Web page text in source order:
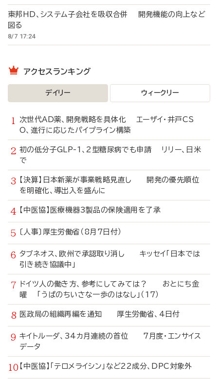
東邦HD、システム子会社を吸収合併 開発機能の向上など
図る
8/7 17:24
アクセスランキング
デイリー ウィークリー
次世代AD薬、開発戦略を具体化 エーザイ・井戸CS
O、進行に応じたパイプライン構築
初の低分子GLP-1、2型糖尿病でも申請 リリー、日米
で
【決算】日本新薬が事業戦略見直し 開発の優先順位
を明確化、導出入を盛んに
【中医協】医療機器3製品の保険適用を了承
〔人事〕厚生労働省（8月7日付）
タブネオス、欧州で承認取り消し キッセイ「日本では
引き続き協議中」
ドイツ人の働き方、参考にしてみては？ おとにち金
曜 「うぱのちいさな一歩のはなし」（17）
医政局の組織再編を通知 厚生労働省、4日付
キイトルーダ、34カ月連続の首位 7月度・エンサイス
データ
【中医協】「テロメライシン」など22成分、DPC対象外